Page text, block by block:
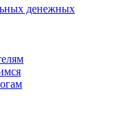
денежных